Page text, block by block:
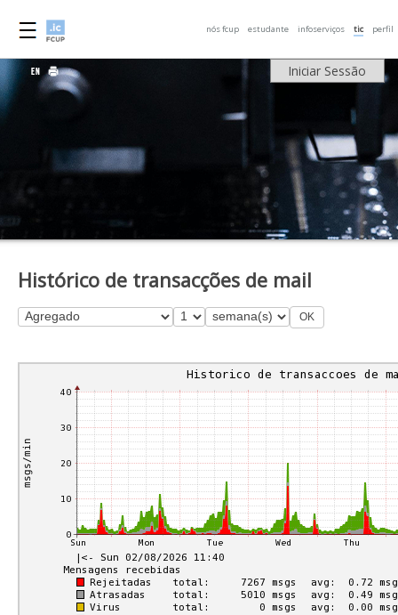
nós fcup estudante infoserviços tic perfil
Iniciar Sessão
Histórico de transacções de mail